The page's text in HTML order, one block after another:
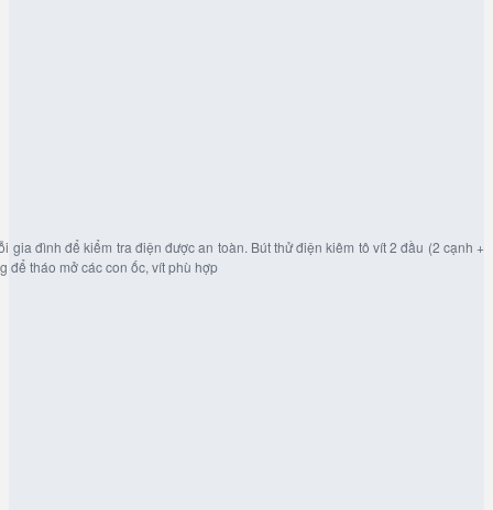
gia đình để kiểm tra điện được an toàn. Bút thử điện kiêm tô vít 2 đầu (2 cạnh +
để tháo mở các con ốc, vít phù hợp